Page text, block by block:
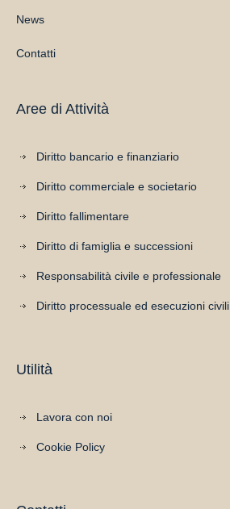
News
Contatti
Aree di Attività
Diritto bancario e finanziario
Diritto commerciale e societario
Diritto fallimentare
Diritto di famiglia e successioni
Responsabilità civile e professionale
Diritto processuale ed esecuzioni civili
Utilità
Lavora con noi
Cookie Policy